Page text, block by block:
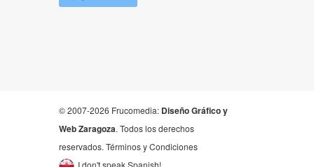
© 2007-2026 Frucomedia: Diseño Gráfico y
Web Zaragoza. Todos los derechos
reservados. Términos y Condiciones
I don't speak Spanish!